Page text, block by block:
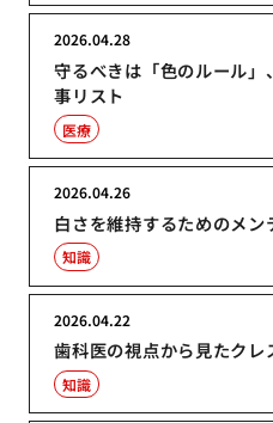
守るべきは「色のルール
事リスト
2026.04.28
医療
白さを維持するためのメン
2026.04.26
知識
歯科医の視点から見たクレ
2026.04.22
知識